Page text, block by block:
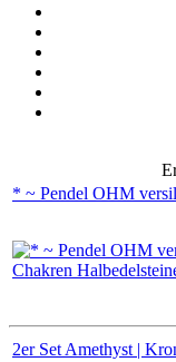
* ~ Pendel OHM
2er Set Amethyst |